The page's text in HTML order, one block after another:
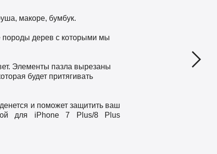
макоре, бумбук.
породы дерев с которыми мы
Элементы пазла вырезаны
будет притягивать
и поможет защитить ваш
для iPhone 7 Plus/8 Plus